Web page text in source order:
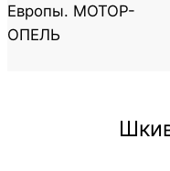
Европы. МОТОР-
ОПЕЛЬ